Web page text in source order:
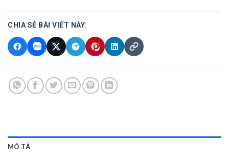
CHIA SẺ BÀI VIẾT NÀY:
MÔ TẢ